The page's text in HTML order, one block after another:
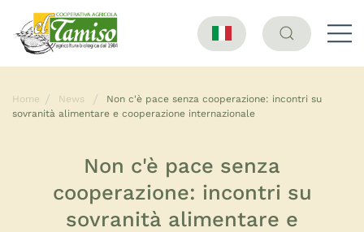
Home News
Non c'è pace senza cooperazione: incontri su
sovranità alimentare e cooperazione internazionale
Non c'è pace senza
cooperazione: incontri su
sovranità alimentare e